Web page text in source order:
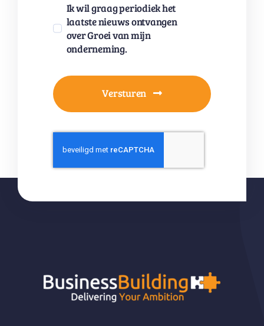
Ik wil graag periodiek het
laatste nieuws ontvangen
over Groei van mijn
onderneming.
Versturen